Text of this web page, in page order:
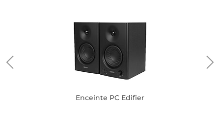
Enceinte PC Edifier